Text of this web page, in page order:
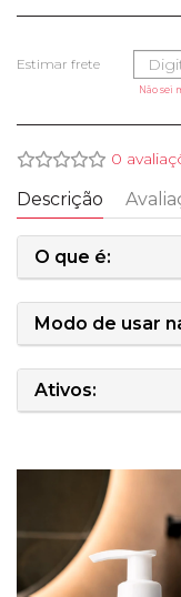
Não sei
0
Descrição
O que é:
Modo de usar
Ativos: